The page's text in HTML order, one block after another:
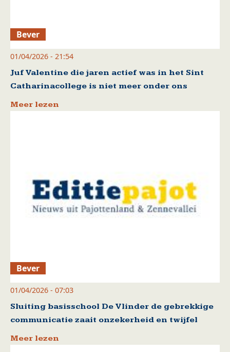
Bever
01/04/2026 - 21:54
Juf Valentine die jaren actief was in het Sint
Catharinacollege is niet meer onder ons
Meer lezen
Bever
01/04/2026 - 07:03
Sluiting basisschool De Vlinder de gebrekkige
communicatie zaait onzekerheid en twijfel
Meer lezen